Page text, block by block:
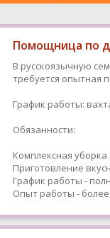
Помощница по
В русскоязычную
требуется опытная
График работы:
Обязанности:
Комплексная
Приготовление
График работы -
Опыт работы - более